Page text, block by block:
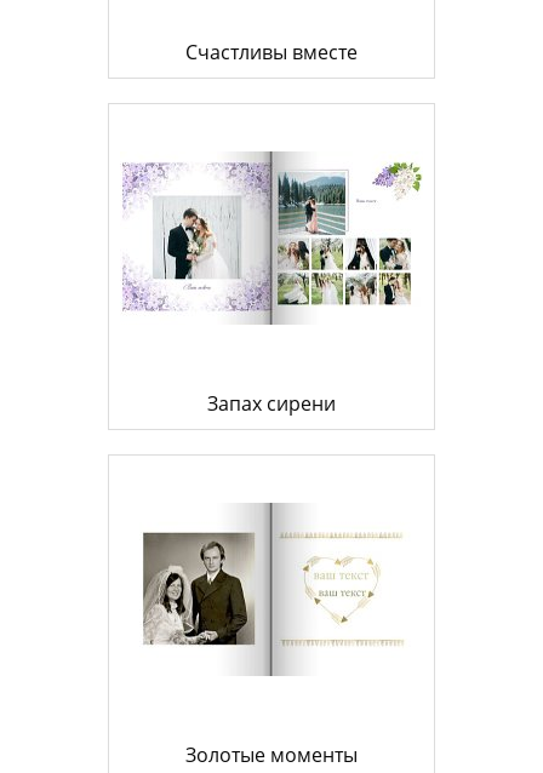
Счастливы вместе
Запах сирени
Золотые моменты